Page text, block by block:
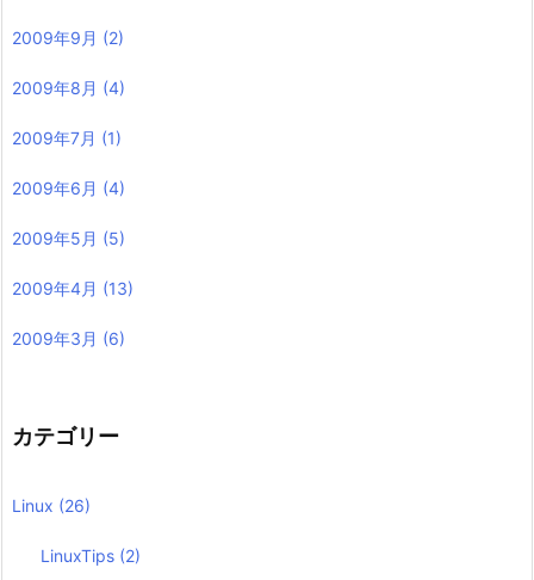
2009年9月 (2)
2009年8月 (4)
2009年7月 (1)
2009年6月 (4)
2009年5月 (5)
2009年4月 (13)
2009年3月 (6)
カテゴリー
Linux (26)
LinuxTips (2)